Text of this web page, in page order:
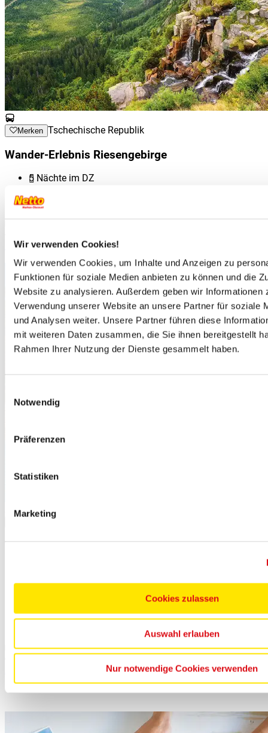
Wir verwenden Cookies!
Wir verwenden Cookies, um Inhalte und Anzeigen zu
Funktionen für soziale Medien anbieten zu können und die
Website zu analysieren. Außerdem geben wir Informationen
Verwendung unserer Website an unsere Partner für soziale
und Analysen weiter. Unsere Partner führen diese
mit weiteren Daten zusammen, die Sie ihnen bereitgestellt
Rahmen Ihrer Nutzung der Dienste gesammelt haben.
Notwendig
Präferenzen
Statistiken
Marketing
Cookies zulassen
Auswahl erlauben
Nur notwendige Cookies verwenden
Merken Tschechische Republik
Wander-Erlebnis Riesengebirge
5 Nächte im DZ
€ 200.- p.P. sparen bei Buchung bis 30.06.2026
zum Angebot
Inkl. 5 Wanderungen und Cocktail & Workshop
Spanien · Costa Brava
Wandern an der Costa Brava
Halbpension Plus
p.P. ab
699.-